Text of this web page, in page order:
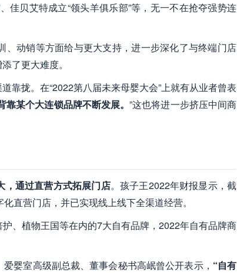
佳贝艾特成立“领头羊俱乐部”等，无一不在抢夺强势连
动销等方面给与更大支持，进一步深化了与终端门店
了更大难度。
靠拢。在“2022第八届未来母婴大会”上就有从业者曾表
靠某个大连锁品牌不断发展。”这也将进一步挤压中间商
，通过直营方式拓展门店。孩子王2022年财报显示，截
直营门店，并已实现线上线下全渠道经营。
、植物王国等在内的7大自有品牌，2022年自有品牌商
婴室高级副总裁、董事会秘书高岷曾公开表示， “自有